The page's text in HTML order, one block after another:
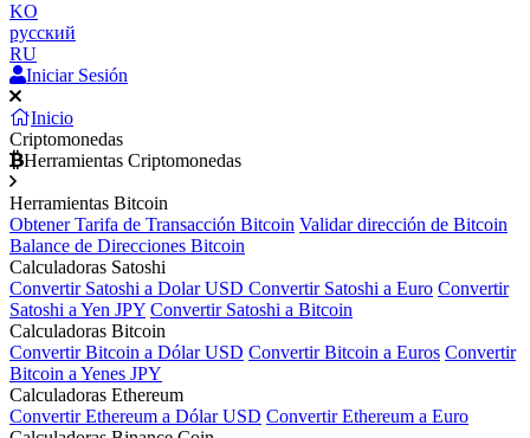
KO
русский
RU
Iniciar Sesión
Inicio
Criptomonedas
Herramientas Criptomonedas
Herramientas Bitcoin
Obtener Tarifa de Transacción Bitcoin Validar dirección de Bitcoin
Balance de Direcciones Bitcoin
Calculadoras Satoshi
Convertir Satoshi a Dolar USD Convertir Satoshi a Euro Convertir
Satoshi a Yen JPY Convertir Satoshi a Bitcoin
Calculadoras Bitcoin
Convertir Bitcoin a Dólar USD Convertir Bitcoin a Euros Convertir
Bitcoin a Yenes JPY
Calculadoras Ethereum
Convertir Ethereum a Dólar USD Convertir Ethereum a Euro